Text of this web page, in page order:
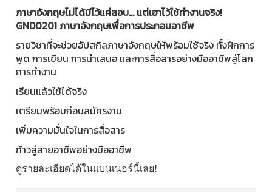
ภาษาอังกฤษไม่ได้มีไว้แค่สอบ... แต่เอาไว้ใช้ทำงานจริง!
GND0201 ภาษาอังกฤษเพื่อการประกอบอาชีพ
รายวิชาที่จะช่วยอัปสกิลภาษาอังกฤษให้พร้อมใช้จริง ทั้งฝึกการ
พูด การเขียน การนำเสนอ และการสื่อสารอย่างมืออาชีพสู่โลก
การทำงาน
เรียนแล้วใช้ได้จริง
เตรียมพร้อมก่อนสมัครงาน
เพิ่มความมั่นใจในการสื่อสาร
ก้าวสู่สายอาชีพอย่างมืออาชีพ
ดูรายละเอียดได้ในแบนเนอร์นี้เลย!